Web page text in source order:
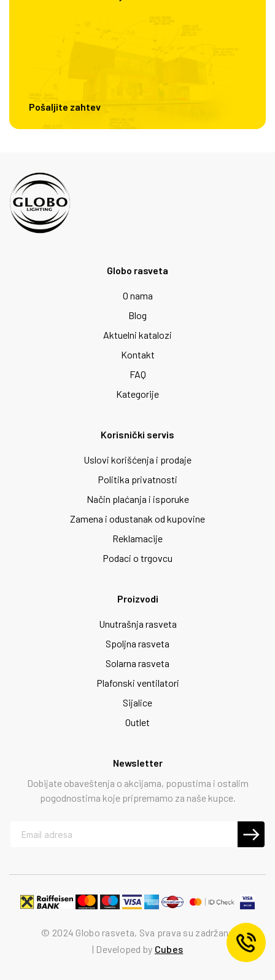
Pošaljite zahtev
Globo rasveta
O nama
Blog
Aktuelni katalozi
Kontakt
FAQ
Kategorije
Korisnički servis
Uslovi korišćenja i prodaje
Politika privatnosti
Način plaćanja i isporuke
Zamena i odustanak od kupovine
Reklamacije
Podaci o trgovcu
Proizvodi
Unutrašnja rasveta
Spoljna rasveta
Solarna rasveta
Plafonski ventilatori
Sijalice
Outlet
Newsletter
Dobijate obaveštenja o akcijama, popustima i ostalim
pogodnostima koje pripremamo za naše kupce.
© 2024 Globo rasveta, Sva prava su zadržana
Developed by Cubes